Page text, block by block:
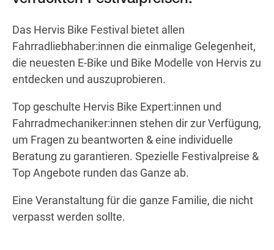
Wegbeschreibung
Das Hervis Bike Festival bietet allen
Fahrradliebhaber:innen die einmalige Gelegenheit,
die neuesten E-Bike und Bike Modelle von Hervis zu
entdecken und auszuprobieren.
Top geschulte Hervis Bike Expert:innen und
Fahrradmechaniker:innen stehen dir zur Verfügung,
um Fragen zu beantworten & eine individuelle
Beratung zu garantieren. Spezielle Festivalpreise &
Top Angebote runden das Ganze ab.
Eine Veranstaltung für die ganze Familie, die nicht
verpasst werden sollte.